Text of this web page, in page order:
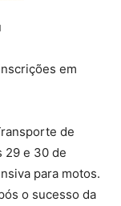
em
de
29 e 30 de
para motos.
o sucesso da